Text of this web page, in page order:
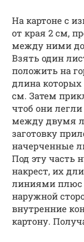
На картоне с
от края 2 см,
между ними
Взять один
положить на
длина которых
см. Затем
чтоб они
между двумя
заготовку
начерченные
Под эту часть
накрест, их
линиями плюс
наружной
внутренние
картону.